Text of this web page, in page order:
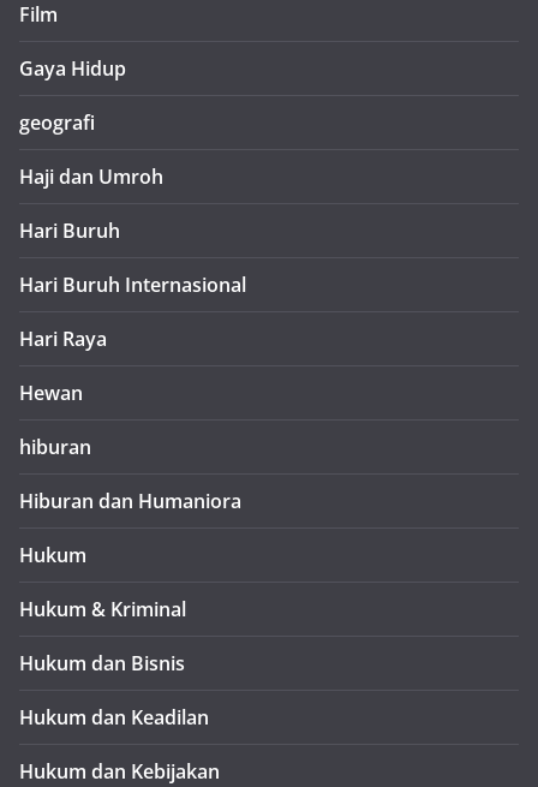
Film
Gaya Hidup
geografi
Haji dan Umroh
Hari Buruh
Hari Buruh Internasional
Hari Raya
Hewan
hiburan
Hiburan dan Humaniora
Hukum
Hukum & Kriminal
Hukum dan Bisnis
Hukum dan Keadilan
Hukum dan Kebijakan